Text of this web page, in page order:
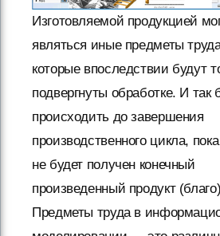
Изготовляемой продукцией
являться иные предметы
которые впоследствии будут
подвергнуты обработке. И так
происходить до завершения
производственного цикла, пока
не будет получен конечный
произведенный продукт
Предметы труда в